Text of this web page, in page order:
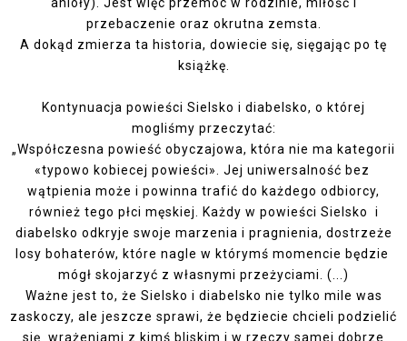
przebaczenie oraz okrutna zemsta.
A dokąd zmierza ta historia, dowiecie się, sięgając po tę
książkę.
Kontynuacja powieści Sielsko i diabelsko, o której
mogliśmy przeczytać:
„Współczesna powieść obyczajowa, która nie ma kategorii
«typowo kobiecej powieści». Jej uniwersalność bez
wątpienia może i powinna trafić do każdego odbiorcy,
również tego płci męskiej. Każdy w powieści Sielsko i
diabelsko odkryje swoje marzenia i pragnienia, dostrzeże
losy bohaterów, które nagle w którymś momencie będzie
mógł skojarzyć z własnymi przeżyciami. (...)
Ważne jest to, że Sielsko i diabelsko nie tylko mile was
zaskoczy, ale jeszcze sprawi, że będziecie chcieli podzielić
się wrażeniami z kimś bliskim i w rzeczy samej dobrze